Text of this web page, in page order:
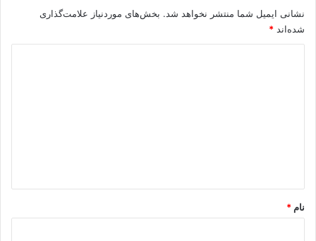
نشانی ایمیل شما منتشر نخواهد شد. بخش‌های موردنیاز علامت‌گذاری
شده‌اند *
نام *